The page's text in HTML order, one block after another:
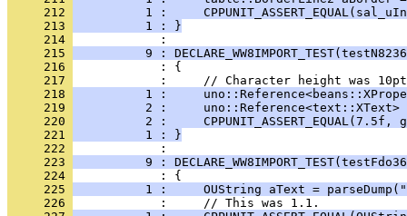
     212
1 :
     213
          1 : }
     214
     215
9 :
     216
     217
     218
1 :
     219
2 :
     220
2 :     CPPUNIT_ASSERT_EQUAL(7.5f,
     221
          1 : }
     222
     223
9 :
     224
     225
1 :     OUString aText =
     226